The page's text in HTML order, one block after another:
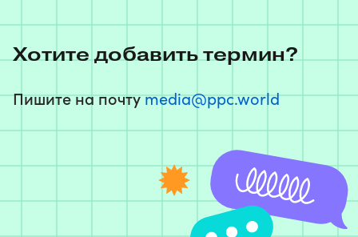
Хотите добавить термин?
Пишите на почтуmedia@ppc.world